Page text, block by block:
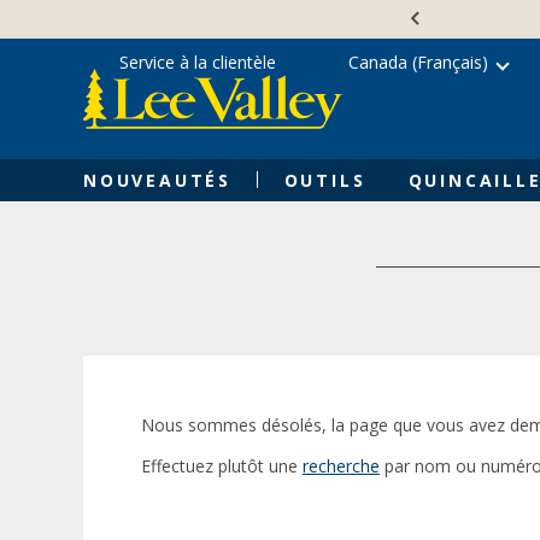
content
NOUVEAUTÉS OUTILS
Service à la clientèle Canada (Français)
Nous sommes désolés, la page que vous avez
Effectuez plutôt une recherche par nom ou